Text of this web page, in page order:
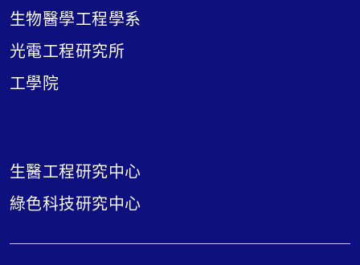
生物醫學工程學系
光電工程研究所
工學院
生醫工程研究中心
綠色科技研究中心